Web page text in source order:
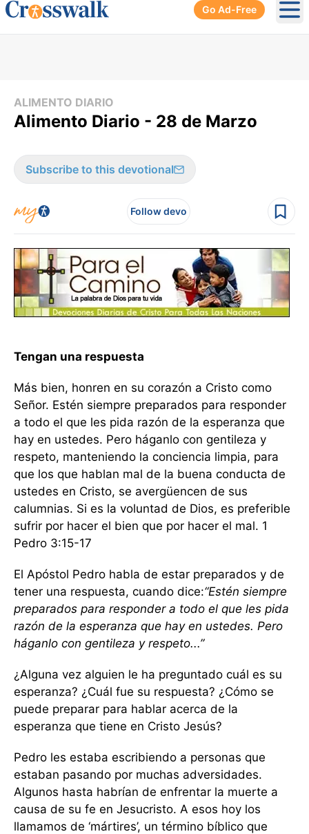
Go Ad-Free
ALIMENTO DIARIO
Alimento Diario - 28 de Marzo
Subscribe to this devotional
Follow devo
Tengan una respuesta
Más bien, honren en su corazón a Cristo como
Señor. Estén siempre preparados para responder
a todo el que les pida razón de la esperanza que
hay en ustedes. Pero háganlo con gentileza y
respeto, manteniendo la conciencia limpia, para
que los que hablan mal de la buena conducta de
ustedes en Cristo, se avergüencen de sus
calumnias. Si es la voluntad de Dios, es preferible
sufrir por hacer el bien que por hacer el mal. 1
Pedro 3:15-17
El Apóstol Pedro habla de estar preparados y de
tener una respuesta, cuando dice:“Estén siempre
preparados para responder a todo el que les pida
razón de la esperanza que hay en ustedes. Pero
háganlo con gentileza y respeto...”
¿Alguna vez alguien le ha preguntado cuál es su
esperanza? ¿Cuál fue su respuesta? ¿Cómo se
puede preparar para hablar acerca de la
esperanza que tiene en Cristo Jesús?
Pedro les estaba escribiendo a personas que
estaban pasando por muchas adversidades.
Algunos hasta habrían de enfrentar la muerte a
causa de su fe en Jesucristo. A esos hoy los
llamamos de ‘mártires’, un término bíblico que